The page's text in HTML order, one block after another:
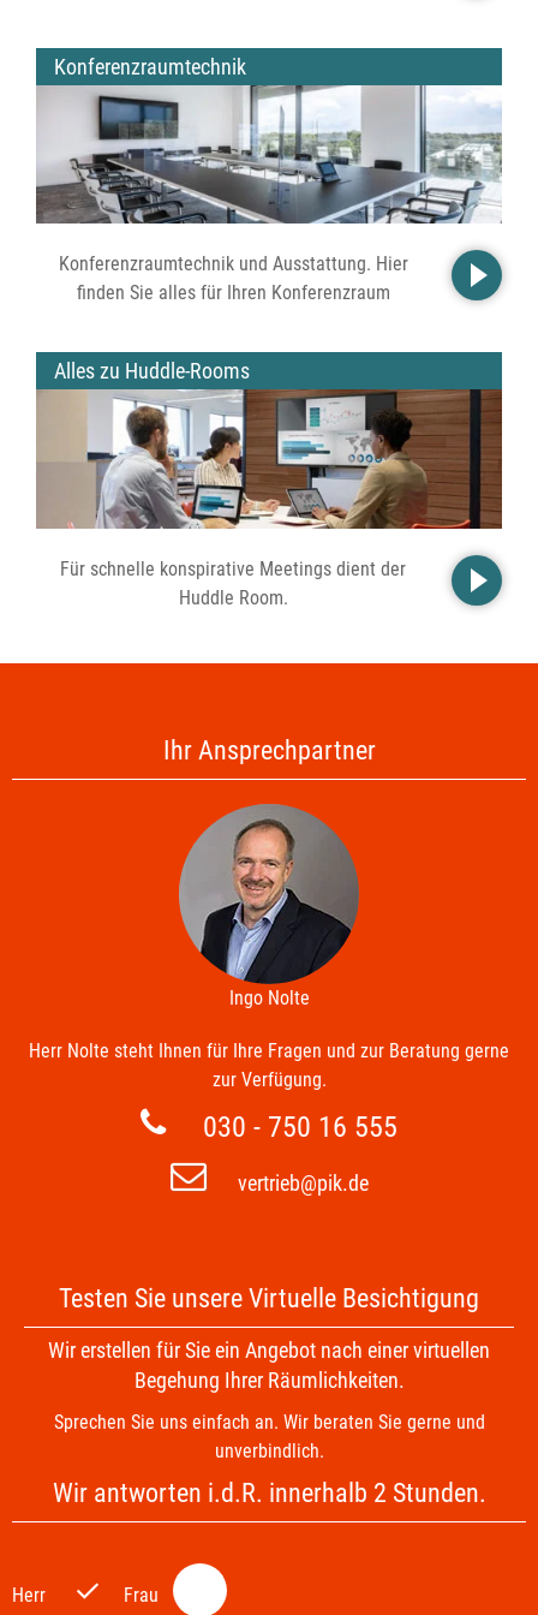
Konferenzraumtechnik
Konferenzraumtechnik und Ausstattung. Hier
finden Sie alles für Ihren Konferenzraum
Alles zu Huddle-Rooms
Für schnelle konspirative Meetings dient der
Huddle Room.
Ihr Ansprechpartner
Ingo Nolte
Herr Nolte steht Ihnen für Ihre Fragen und zur Beratung gerne
zur Verfügung.
030 - 750 16 555
vertrieb@pik.de
Testen Sie unsere Virtuelle Besichtigung
Wir erstellen für Sie ein Angebot nach einer virtuellen
Begehung Ihrer Räumlichkeiten.
Sprechen Sie uns einfach an. Wir beraten Sie gerne und
unverbindlich.
Wir antworten i.d.R. innerhalb 2 Stunden.
e
e
Herr
Frau